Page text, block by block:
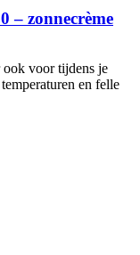
– zonnecrème
ook voor tijdens je
en felle